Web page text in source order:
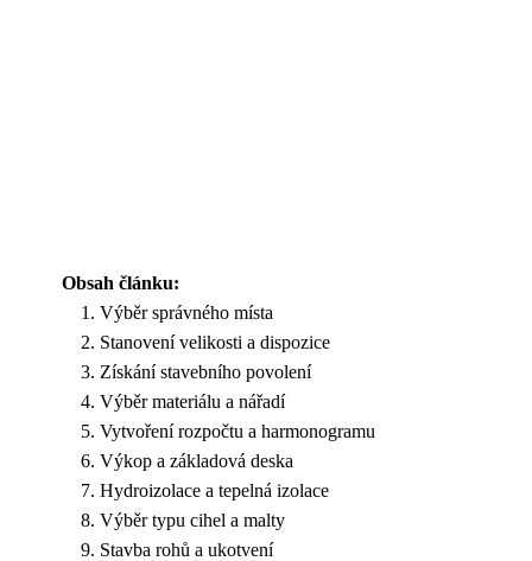
Obsah článku:
Výběr správného místa
Stanovení velikosti a dispozice
Získání stavebního povolení
Výběr materiálu a nářadí
Vytvoření rozpočtu a harmonogramu
Výkop a základová deska
Hydroizolace a tepelná izolace
Výběr typu cihel a malty
Stavba rohů a ukotvení